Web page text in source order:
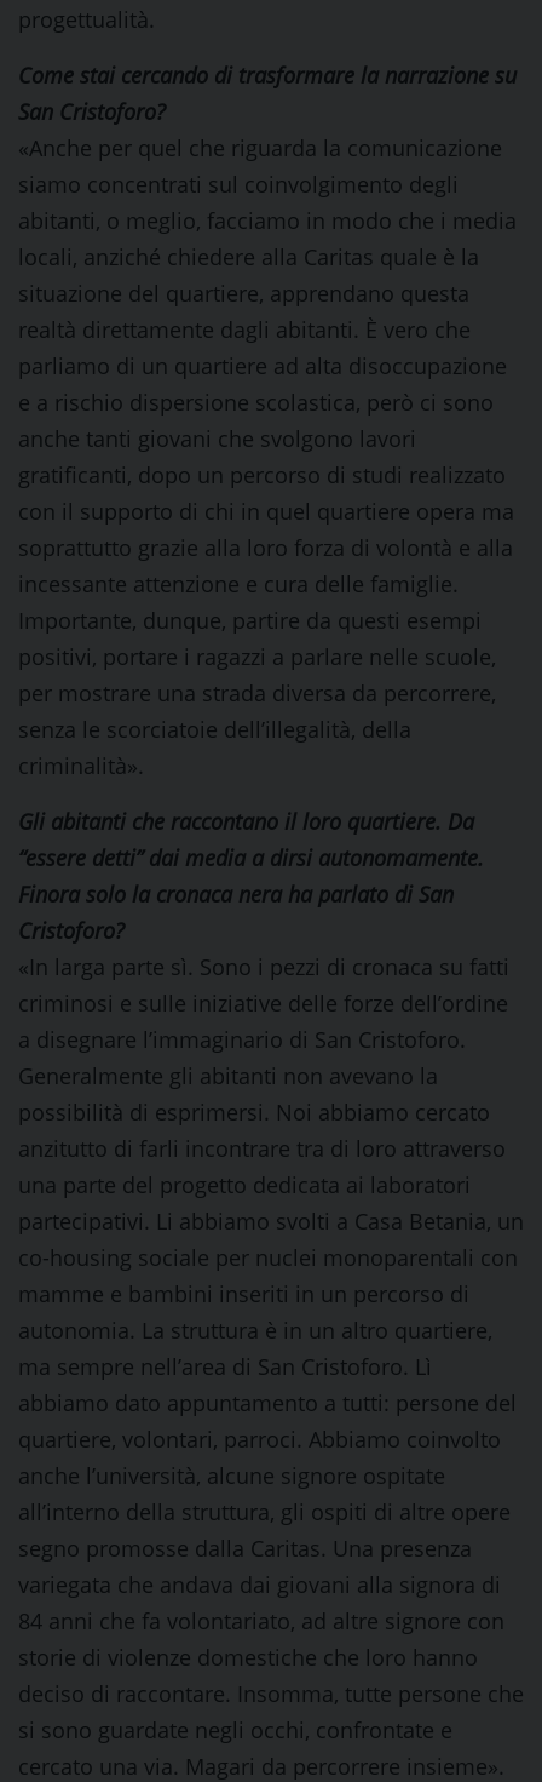
progettualità.
Come stai cercando di trasformare la narrazione su
San Cristoforo?
«Anche per quel che riguarda la comunicazione
siamo concentrati sul coinvolgimento degli
abitanti, o meglio, facciamo in modo che i media
locali, anziché chiedere alla Caritas quale è la
situazione del quartiere, apprendano questa
realtà direttamente dagli abitanti. È vero che
parliamo di un quartiere ad alta disoccupazione
e a rischio dispersione scolastica, però ci sono
anche tanti giovani che svolgono lavori
gratificanti, dopo un percorso di studi realizzato
con il supporto di chi in quel quartiere opera ma
soprattutto grazie alla loro forza di volontà e alla
incessante attenzione e cura delle famiglie.
Importante, dunque, partire da questi esempi
positivi, portare i ragazzi a parlare nelle scuole,
per mostrare una strada diversa da percorrere,
senza le scorciatoie dell’illegalità, della
criminalità».
Gli abitanti che raccontano il loro quartiere. Da
“essere detti” dai media a dirsi autonomamente.
Finora solo la cronaca nera ha parlato di San
Cristoforo?
«In larga parte sì. Sono i pezzi di cronaca su fatti
criminosi e sulle iniziative delle forze dell’ordine
a disegnare l’immaginario di San Cristoforo.
Generalmente gli abitanti non avevano la
possibilità di esprimersi. Noi abbiamo cercato
anzitutto di farli incontrare tra di loro attraverso
una parte del progetto dedicata ai laboratori
partecipativi. Li abbiamo svolti a Casa Betania, un
co-housing sociale per nuclei monoparentali con
mamme e bambini inseriti in un percorso di
autonomia. La struttura è in un altro quartiere,
ma sempre nell’area di San Cristoforo. Lì
abbiamo dato appuntamento a tutti: persone del
quartiere, volontari, parroci. Abbiamo coinvolto
anche l’università, alcune signore ospitate
all’interno della struttura, gli ospiti di altre opere
segno promosse dalla Caritas. Una presenza
variegata che andava dai giovani alla signora di
84 anni che fa volontariato, ad altre signore con
storie di violenze domestiche che loro hanno
deciso di raccontare. Insomma, tutte persone che
si sono guardate negli occhi, confrontate e
cercato una via. Magari da percorrere insieme».